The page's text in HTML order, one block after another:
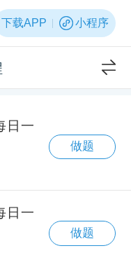
下载APP 小程序
日一
做题
日一
做题